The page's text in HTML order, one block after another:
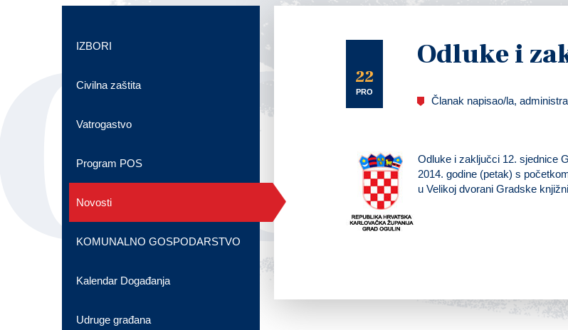
22
PRO
Odluke i
Članak napisao/la,
Odluke i zaključci 12. sjednice
2014. godine (petak) s
u Velikoj dvorani Gradske
IZBORI
Civilna zaštita
Vatrogastvo
Program POS
Novosti
KOMUNALNO GOSPODARSTVO
Kalendar Događanja
Udruge građana